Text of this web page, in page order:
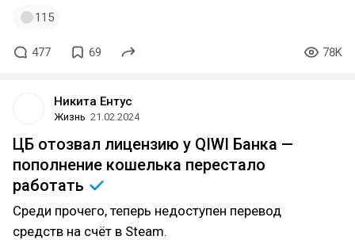
115
477 69 78K
Никита Ентус
Жизнь 21.02.2024
ЦБ отозвал лицензию у QIWI Банка —
пополнение кошелька перестало
работать
Среди прочего, теперь недоступен перевод
средств на счёт в Steam.